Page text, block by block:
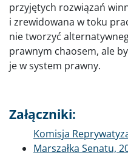
przyjętych rozwiązań
i zrewidowana w toku
nie tworzyć
prawnym chaosem, ale
je w system prawny.
Załączniki:
Dokument
Komisja
Marszałka Senatu,